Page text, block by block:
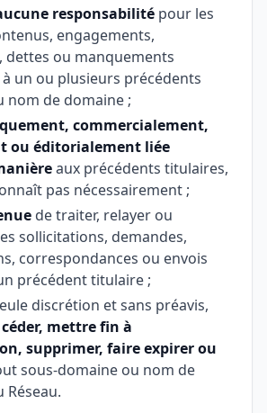
responsabilité pour les
engagements,
dettes ou manquements
un ou plusieurs précédents
nom de domaine ;
commercialement,
ou éditorialement liée
aux précédents titulaires,
pas nécessairement ;
de traiter, relayer ou
sollicitations, demandes,
correspondances ou envois
précédent titulaire ;
discrétion et sans préavis,
mettre fin à
supprimer, faire expirer ou
sous-domaine ou nom de
Réseau.